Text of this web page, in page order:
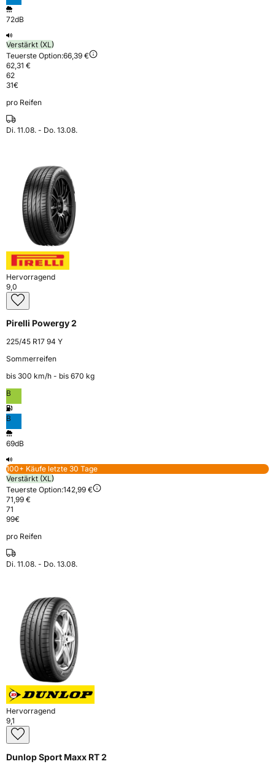
72dB
Verstärkt (XL)
Teuerste Option:66,39 €
62,31 €
62
31€
pro Reifen
Di. 11.08. - Do. 13.08.
Hervorragend
9,0
Pirelli Powergy 2
225/45 R17 94 Y
Sommerreifen
bis 300 km⁠/⁠h - bis 670 kg
B
B
69dB
100+ Käufe letzte 30 Tage
Verstärkt (XL)
Teuerste Option:142,99 €
71,99 €
71
99€
pro Reifen
Di. 11.08. - Do. 13.08.
Hervorragend
9,1
Dunlop Sport Maxx RT 2